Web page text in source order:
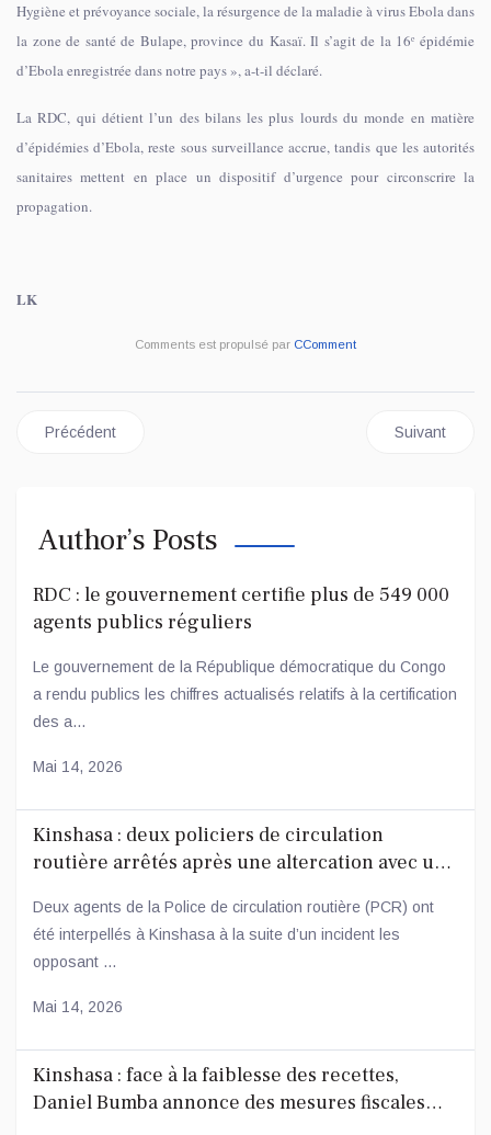
Hygiène et prévoyance sociale, la résurgence de la maladie à virus Ebola dans
la zone de santé de Bulape, province du Kasaï. Il s’agit de la 16ᵉ épidémie
d’Ebola enregistrée dans notre pays », a-t-il déclaré.
La RDC, qui détient l’un des bilans les plus lourds du monde en matière
d’épidémies d’Ebola, reste sous surveillance accrue, tandis que les autorités
sanitaires mettent en place un dispositif d’urgence pour circonscrire la
propagation.
LK
Comments est propulsé par CComment
Article précédent : RDC : LA METTELSAT ANNONCE LES
Précédent Article
Suivant
Author’s Posts
RDC : le gouvernement certifie plus de 549 000
agents publics réguliers
Le gouvernement de la République démocratique du Congo
a rendu publics les chiffres actualisés relatifs à la certification
des a...
Mai 14, 2026
Kinshasa : deux policiers de circulation
routière arrêtés après une altercation avec un
Deux agents de la Police de circulation routière (PCR) ont
été interpellés à Kinshasa à la suite d’un incident les
opposant ...
Mai 14, 2026
Kinshasa : face à la faiblesse des recettes,
Daniel Bumba annonce des mesures fiscales